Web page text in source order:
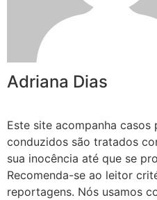
Adriana Dias
Este site acompanha casos
conduzidos são tratados
sua inocência até que se
Recomenda-se ao leitor
reportagens. Nós usamos